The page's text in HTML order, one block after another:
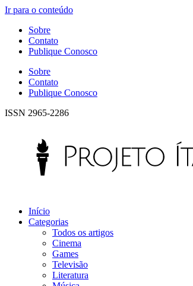
Ir para o conteúdo
Sobre
Contato
Publique Conosco
Sobre
Contato
Publique Conosco
ISSN 2965-2286
Início
Categorias
Todos os artigos
Cinema
Games
Televisão
Literatura